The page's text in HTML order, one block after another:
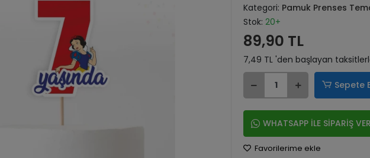
Kategori: Pamuk Prenses
Stok: 20+
89,90 TL
7,49 TL 'den başlayan
Sepete
WHATSAPP İLE SİPARİŞ VER
Favorilerime ekle